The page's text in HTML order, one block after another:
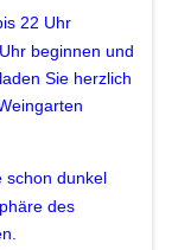
22 Uhr
beginnen und
Sie herzlich
schon dunkel
des